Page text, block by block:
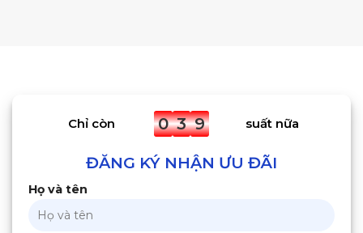
Chỉ còn 0 3 9 suất nữa
ĐĂNG KÝ NHẬN ƯU ĐÃI
Họ và tên